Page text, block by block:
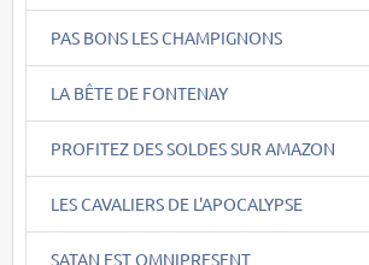
PAS BONS LES CHAMPIGNONS
LA BÊTE DE FONTENAY
PROFITEZ DES SOLDES SUR AMAZON
LES CAVALIERS DE L'APOCALYPSE
SATAN EST OMNIPRESENT